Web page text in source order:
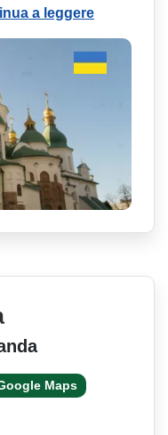
a leggere
Maps